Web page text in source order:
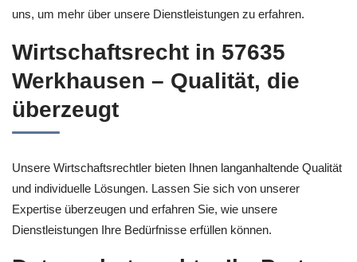
uns, um mehr über unsere Dienstleistungen zu erfahren.
Wirtschaftsrecht in 57635
Werkhausen – Qualität, die
überzeugt
Unsere Wirtschaftsrechtler bieten Ihnen langanhaltende Qualität
und individuelle Lösungen. Lassen Sie sich von unserer
Expertise überzeugen und erfahren Sie, wie unsere
Dienstleistungen Ihre Bedürfnisse erfüllen können.